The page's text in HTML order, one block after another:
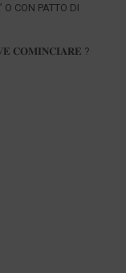
O CON PATTO DI
𝐂𝐎𝐌𝐈𝐍𝐂𝐈𝐀𝐑𝐄 ?